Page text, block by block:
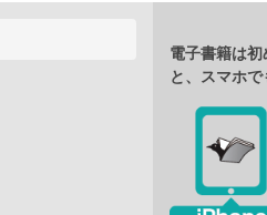
電子書籍は
と、スマホで